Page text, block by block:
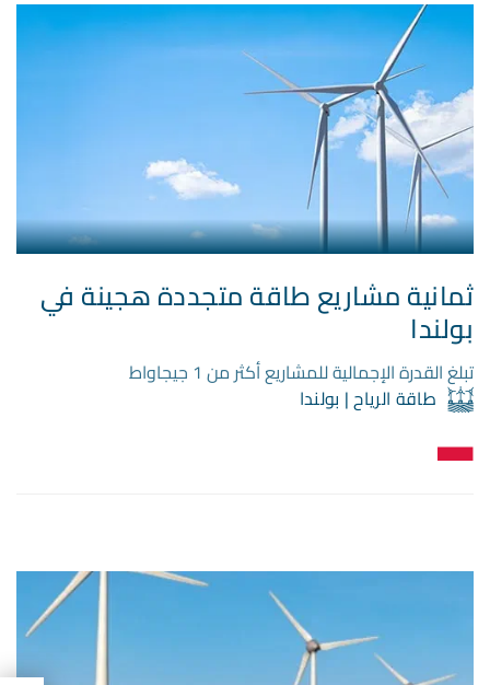
ثمانية مشاريع طاقة متجددة هجينة في
بولندا
تبلغ القدرة الإجمالية للمشاريع أكثر من 1 جيجاواط
طاقة الرياح | بولندا